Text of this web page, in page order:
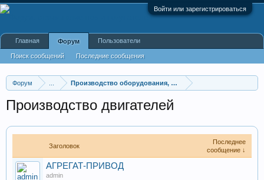
Войти или зарегистрироваться
Форум Производство оборудования, оборудование для произв
Производство двигателей
Заголовок
Последнее
сообщение ↓
АГРЕГАТ-ПРИВОД
admin
Главная Форум
Поиск сообщений Последние сообщения
Пользователи